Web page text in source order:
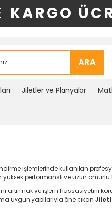
KARGO
ARA
Jiletler ve Planyalar
işlemlerinde kullanılan
performanslı ve uzun ömürlü
artırmak ve işlem hassasiyetini
uygun yapılarıyla öne çıkan